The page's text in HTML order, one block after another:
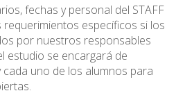
fechas y personal del STAFF
específicos si los
por nuestros responsables
estudio se encargará de
uno de los alumnos para